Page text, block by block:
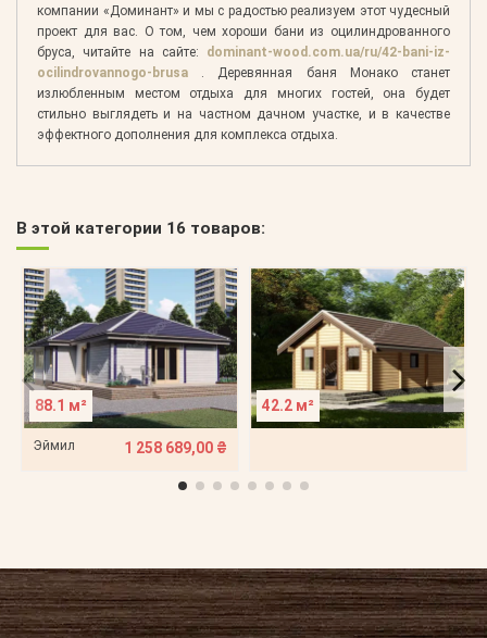
компании «Доминант» и мы с радостью реализуем этот чудесный
проект для вас. О том, чем хороши бани из оцилиндрованного
бруса, читайте на сайте: dominant-wood.com.ua/ru/42-bani-iz-
ocilindrovannogo-brusa . Деревянная баня Монако станет
излюбленным местом отдыха для многих гостей, она будет
стильно выглядеть и на частном дачном участке, и в качестве
эффектного дополнения для комплекса отдыха.
В этой категории 16 товаров:
88.1 м²
Эймил 1 258 689,00 ₴
42.2 м²